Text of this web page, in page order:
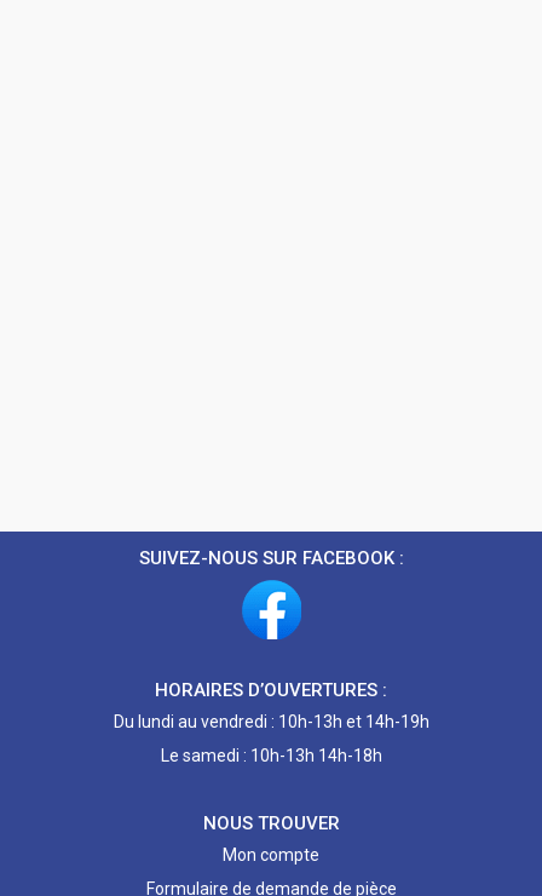
SUIVEZ-NOUS SUR FACEBOOK :
HORAIRES D’OUVERTURES :
Du lundi au vendredi : 10h-13h et 14h-19h
Le samedi : 10h-13h 14h-18h
NOUS TROUVER
Mon compte
Formulaire de demande de pièce